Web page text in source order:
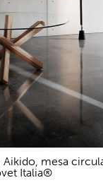
mesa
Italia®